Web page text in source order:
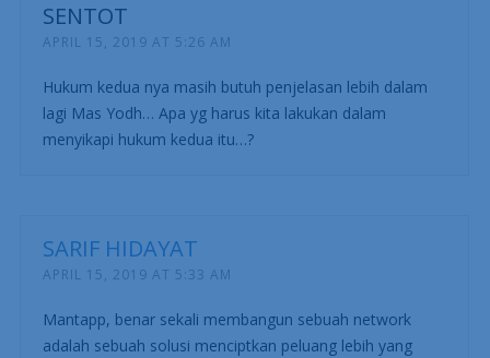
SENTOT
APRIL 15, 2019 AT 5:26 AM
Hukum kedua nya masih butuh penjelasan lebih dalam
lagi Mas Yodh… Apa yg harus kita lakukan dalam
menyikapi hukum kedua itu…?
SARIF HIDAYAT
APRIL 15, 2019 AT 5:33 AM
Mantapp, benar sekali membangun sebuah network
adalah sebuah solusi menciptkan peluang lebih yang